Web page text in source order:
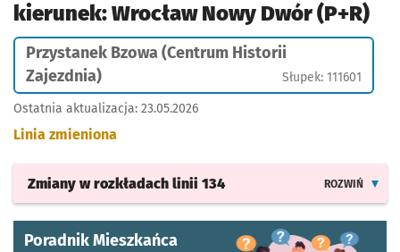
kierunek: Wrocław Nowy Dwór (P+R)
Przystanek Bzowa (Centrum Historii
Zajezdnia)
Słupek: 111601
Ostatnia aktualizacja: 23.05.2026
Linia zmieniona
Zmiany w rozkładach linii 134 ROZWIŃ
Poradnik Mieszkańca